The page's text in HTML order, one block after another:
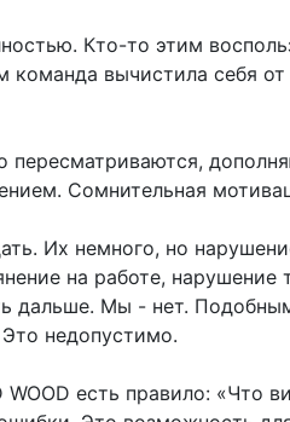
Кто-то этим
команда вычистила себя от
пересматриваются,
Сомнительная
Их немного, но
на работе, нарушение
дальше. Мы - нет.
недопустимо.
есть правило: «Что